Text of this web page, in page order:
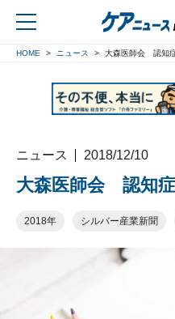
HOME ニュース 大森医師会 認知
ニュース 2018/12/10
大森医師会 認知
2018年 シルバー産業新聞